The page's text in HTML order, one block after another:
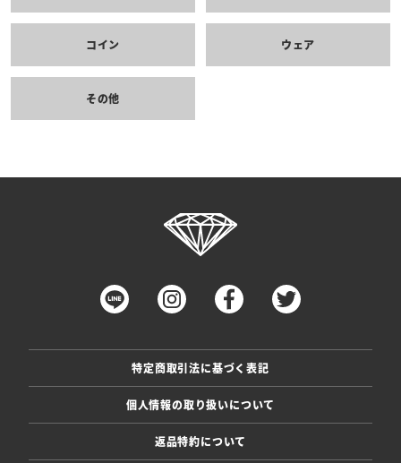
コイン ウェア
その他
特定商取引法に基づく表記
個人情報の取り扱いについて
返品特約について